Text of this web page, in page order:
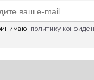
политику